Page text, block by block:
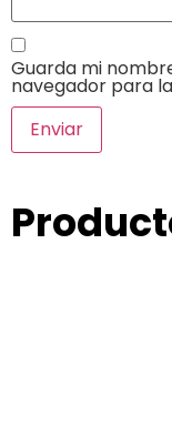
Guarda mi
navegador para